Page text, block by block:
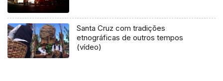
Santa Cruz com tradições
etnográficas de outros tempos
(vídeo)